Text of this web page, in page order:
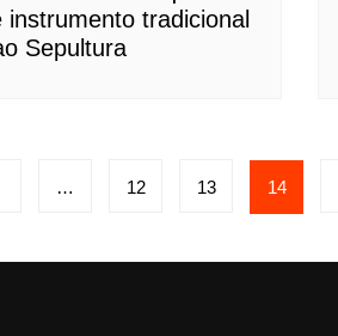
instrumento tradicional
Sepultura
… 12 13 14